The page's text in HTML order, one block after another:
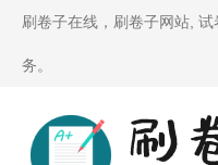
刷卷子在线，刷卷子网站,
务。